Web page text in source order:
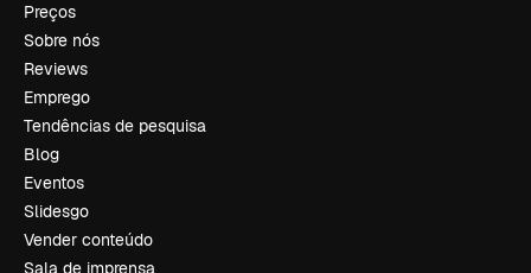
Preços
Sobre nós
Reviews
Emprego
Tendências de pesquisa
Blog
Eventos
Slidesgo
Vender conteúdo
Sala de imprensa